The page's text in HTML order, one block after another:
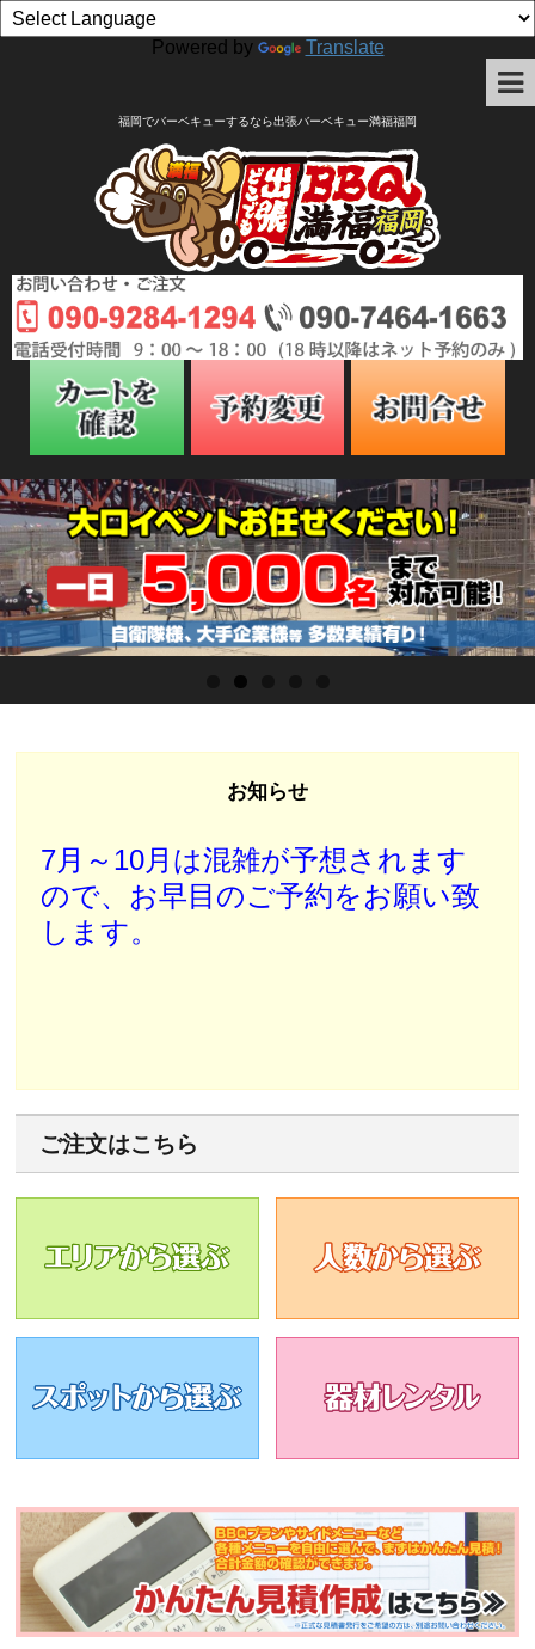
Powered by Translate
福岡でバーベキューするなら出張バーベキュー満福福岡
お知らせ
7月～10月は混雑が予想されます
ので、お早目のご予約をお願い致
します。
ご注文はこちら